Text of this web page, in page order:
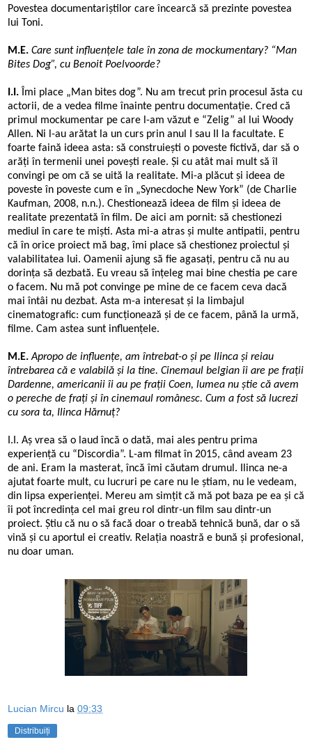
Povestea documentariștilor care încearcă să prezinte povestea
lui Toni.
M.E. Care sunt influențele tale în zona de mockumentary? “Man
Bites Dog”, cu Benoit Poelvoorde?
I.I. Îmi place „Man bites dog”. Nu am trecut prin procesul ăsta cu
actorii, de a vedea filme înainte pentru documentație. Cred că
primul mockumentar pe care l-am văzut e “Zelig” al lui Woody
Allen. Ni l-au arătat la un curs prin anul I sau II la facultate. E
foarte faină ideea asta: să construiești o poveste fictivă, dar să o
arăți în termenii unei povești reale. Și cu atât mai mult să îl
convingi pe om că se uită la realitate. Mi-a plăcut și ideea de
poveste în poveste cum e în „Synecdoche New York” (de Charlie
Kaufman, 2008, n.n.). Chestionează ideea de film și ideea de
realitate prezentată în film. De aici am pornit: să chestionezi
mediul în care te miști. Asta mi-a atras și multe antipatii, pentru
că în orice proiect mă bag, îmi place să chestionez proiectul și
valabilitatea lui. Oamenii ajung să fie agasați, pentru că nu au
dorința să dezbată. Eu vreau să înțeleg mai bine chestia pe care
o facem. Nu mă pot convinge pe mine de ce facem ceva dacă
mai întâi nu dezbat. Asta m-a interesat și la limbajul
cinematografic: cum funcționează și de ce facem, până la urmă,
filme. Cam astea sunt influențele.
M.E.Apropo de influențe, am întrebat-o și pe Ilinca și reiau
întrebarea că e valabilă și la tine. Cinemaul belgian îi are pe frații
Dardenne, americanii îi au pe frații Coen, lumea nu știe că avem
o pereche de frați și în cinemaul românesc. Cum a fost să lucrezi
cu sora ta, Ilinca Hărnuț?
I.I. Aș vrea să o laud încă o dată, mai ales pentru prima
experiență cu “Discordia”. L-am filmat în 2015, când aveam 23
de ani. Eram la masterat, încă îmi căutam drumul. Ilinca ne-a
ajutat foarte mult, cu lucruri pe care nu le știam, nu le vedeam,
din lipsa experienței. Mereu am simțit că mă pot baza pe ea și că
îi pot încredința cel mai greu rol dintr-un film sau dintr-un
proiect. Știu că nu o să facă doar o treabă tehnică bună, dar o să
vină și cu aportul ei creativ. Relația noastră e bună și profesional,
nu doar uman.
Lucian Mircu la 09:33
Distribuiți